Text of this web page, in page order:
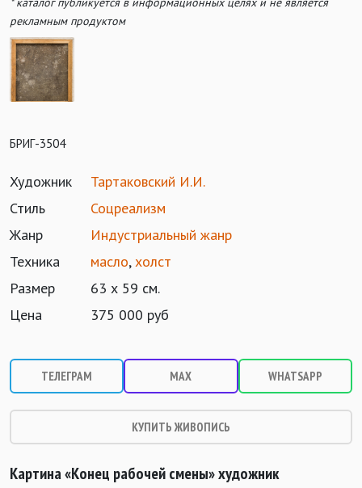
рекламным продуктом
БРИГ-3504
Художник
Тартаковский И.И.
Стиль
Соцреализм
Жанр
Индустриальный жанр
Техника
масло,холст
Размер
63 х 59 см.
Цена
375 000 руб
ТЕЛЕГРАМ MAX WHATSAPP
КУПИТЬ ЖИВОПИСЬ
Картина «Конец рабочей смены»художник